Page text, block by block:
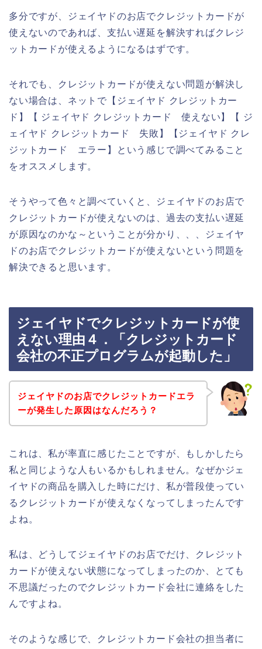
多分ですが、ジェイヤドのお店でクレジットカードが
使えないのであれば、支払い遅延を解決すればクレジ
ットカードが使えるようになるはずです。
それでも、クレジットカードが使えない問題が解決し
ない場合は、ネットで【ジェイヤド クレジットカー
ド】【 ジェイヤド クレジットカード 使えない】【 ジ
ェイヤド クレジットカード 失敗】【ジェイヤド クレ
ジットカード エラー】という感じで調べてみること
をオススメします。
そうやって色々と調べていくと、ジェイヤドのお店で
クレジットカードが使えないのは、過去の支払い遅延
が原因なのかな～ということが分かり、、、ジェイヤ
ドのお店でクレジットカードが使えないという問題を
解決できると思います。
ジェイヤドでクレジットカードが使
えない理由４．「クレジットカード
会社の不正プログラムが起動した」
ジェイヤドのお店でクレジットカードエラ
ーが発生した原因はなんだろう？
これは、私が率直に感じたことですが、もしかしたら
私と同じような人もいるかもしれません。なぜかジェ
イヤドの商品を購入した時にだけ、私が普段使ってい
るクレジットカードが使えなくなってしまったんです
よね。
私は、どうしてジェイヤドのお店でだけ、クレジット
カードが使えない状態になってしまったのか、とても
不思議だったのでクレジットカード会社に連絡をした
んですよね。
そのような感じで、クレジットカード会社の担当者に